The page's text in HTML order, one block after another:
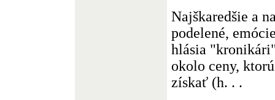
Najškaredšie a
podelené,
hlásia
okolo ceny,
získať (h. . .